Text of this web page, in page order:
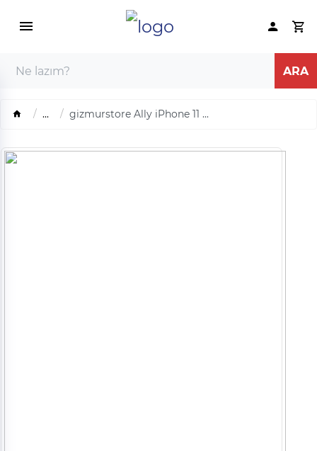
... gizmurstore Ally iPhone 11 ...